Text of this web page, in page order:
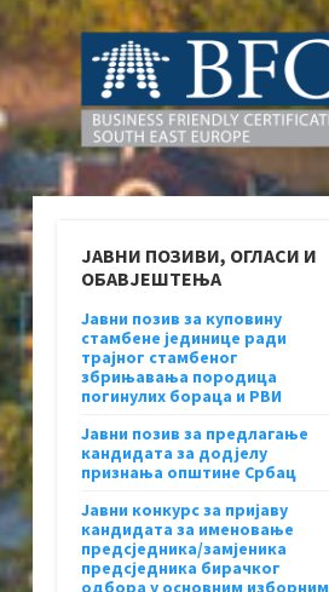
ЈАВНИ ПОЗИВИ, ОГЛАСИ И
ОБАВЈЕШТЕЊА
Јавни позив за куповину
стамбене јединице ради
трајног стамбеног
збрињавања породица
погинулих бораца и РВИ
Јавни позив за предлагање
кандидата за додјелу
признања општине Србац
Јавни конкурс за пријаву
кандидата за именовање
предсједника/замјеника
предсједника бирачког
одбора у основним изборним